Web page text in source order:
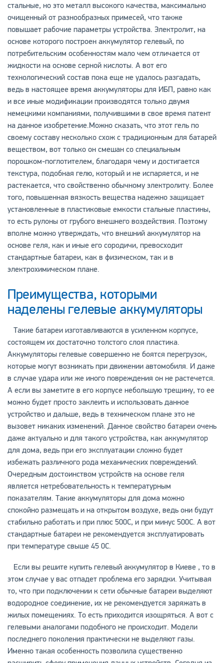
стальные, но это металл высокого качества, максимально
очищенный от разнообразных примесей, что также
повышает рабочие параметры устройства. Электролит, на
основе которого построен аккумулятор гелевый, по
потребительским особенностям мало чем отличается от
жидкости на основе серной кислоты. А вот его
технологический состав пока еще не удалось разгадать,
ведь в настоящее время аккумуляторы для ИБП, равно как
и все иные модификации производятся только двумя
немецкими компаниями, получившими в свое время патент
на данное изобретение.Можно сказать, что этот гель по
своему составу несколько схож с традиционным для батарей
веществом, вот только он смешан со специальным
порошком-поглотителем, благодаря чему и достигается
текстура, подобная гелю, который и не испаряется, и не
растекается, что свойственно обычному электролиту. Более
того, повышенная вязкость вещества надежно защищает
установленные в пластиковые емкости стальные пластины,
то есть рулоны от грубого внешнего воздействия. Поэтому
вполне можно утверждать, что внешний аккумулятор на
основе геля, как и иные его сородичи, превосходит
стандартные батареи, как в физическом, так и в
электрохимическом плане.
Преимущества, которыми
наделены гелевые аккумуляторы
Такие батареи изготавливаются в усиленном корпусе,
состоящем их достаточно толстого слоя пластика.
Аккумуляторы гелевые совершенно не боятся перегрузок,
которые могут возникать при движении автомобиля. И даже
в случае удара или же иного повреждения он не растечется.
А если вы заметите в его корпусе небольшую трещину, то ее
можно будет просто заклеить и использовать данное
устройство и дальше, ведь в техническом плане это не
вызовет никаких изменений. Данное свойство батареи очень
даже актуально и для такого устройства, как аккумулятор
для дома, ведь при его эксплуатации сложно будет
избежать различного рода механических повреждений.
Очередным достоинством устройств на основе геля
является нетребовательность к температурным
показателям. Такие аккумуляторы для дома можно
спокойно размещать и на открытом воздухе, ведь они будут
стабильно работать и при плюс 500С, и при минус 500С. А вот
стандартные батареи не рекомендуется эксплуатировать
при температуре свыше 45 0С.
Если вы решите купить гелевый аккумулятор в Киеве , то в
этом случае у вас отпадет проблема его зарядки. Учитывая
то, что при подключении к сети обычные батареи выделяют
водородное соединение, их не рекомендуется заряжать в
жилых помещениях. То есть приходится изощряться. А вот с
гелевыми аналогами подобного не происходит. Модели
последнего поколения практически не выделяют газы.
Именно такая особенность позволила существенно